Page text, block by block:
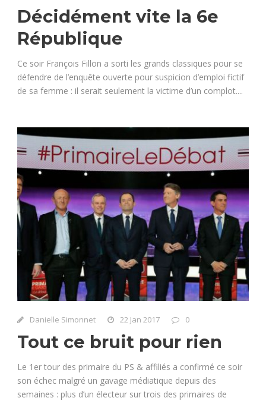
Décidément vite la 6e
République
Ce soir François Fillon a sorti les grands classiques pour se
défendre de l’enquête ouverte pour suspicion d’emploi fictif
de sa femme : il serait seulement la victime d’un complot....
Danielle Simonnet 22 Jan 2017 0
Tout ce bruit pour rien
Le 1er tour des primaire du PS & affiliés a confirmé ce soir
son échec malgré un gavage médiatique depuis des
semaines : plus d’un électeur sur trois des primaires de